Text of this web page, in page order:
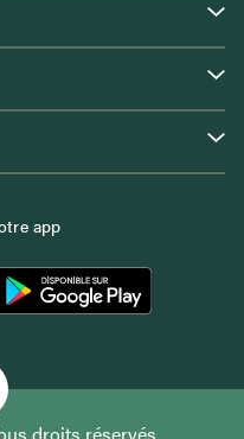
app
droits réservés